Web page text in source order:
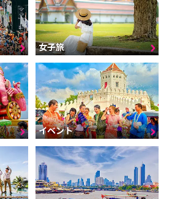
女子旅
イベント